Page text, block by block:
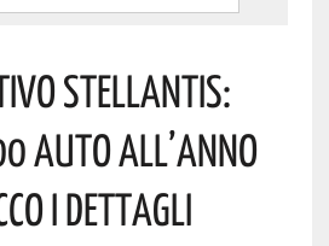
Stellantis:
Auto All’anno
I Dettagli